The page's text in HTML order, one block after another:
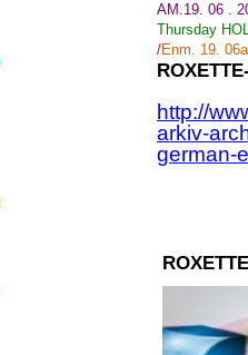
AM.19. 06 .
Thursday
/Enm. 19. 06a
http://
arkiv-
german-